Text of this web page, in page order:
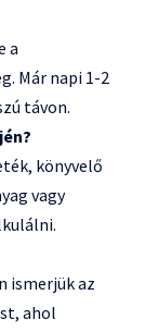
a
Már napi 1-2
távon.
könyvelő
vagy
ismerjük az
ahol